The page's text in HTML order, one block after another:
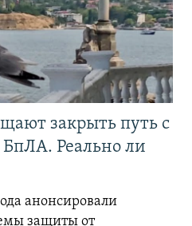
закрыть путь с
Реально ли
анонсировали
защиты от